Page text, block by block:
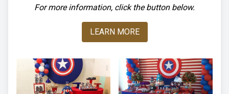
For more information, click the button below.
LEARN MORE